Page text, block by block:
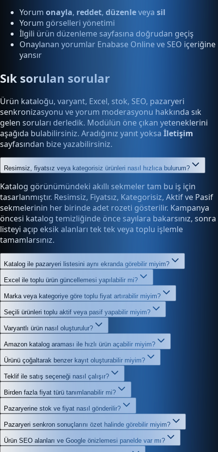
Yorum onayla, reddet, düzenleveya sil
Yorum görselleri yönetimi
İlgili ürün düzenleme sayfasına doğrudan geçiş
Onaylanan yorumlar Enabase Online ve SEO içeriğine
yansır
Sık sorulan sorular
Ürün kataloğu, varyant, Excel, stok, SEO, pazaryeri
senkronizasyonu ve yorum moderasyonu hakkında sık
gelen soruları derledik. Modülün öne çıkan yeteneklerini
aşağıda bulabilirsiniz. Aradığınız yanıt yoksa İletişim
sayfasından bize yazabilirsiniz.
Resimsiz, fiyatsız veya kategorisiz ürünleri nasıl hızlıca bulurum?
Katalog görünümündeki akıllı sekmeler tam bu iş için
tasarlanmıştır. Resimsiz, Fiyatsız, Kategorisiz, Aktif ve Pasif
sekmelerinin her birinde adet rozeti gösterilir. Kampanya
öncesi katalog temizliğinde önce sayılara bakarsınız, sonra
listeyi açıp eksik alanları tek tek veya toplu işlemle
tamamlarsınız.
Katalog ile pazaryeri listesini aynı ekranda görebilir miyim?
Excel ile toplu ürün güncellemesi yapılabilir mi?
Marka veya kategoriye göre toplu fiyat artırabilir miyim?
Seçili ürünleri toplu aktif veya pasif yapabilir miyim?
Varyantlı ürün nasıl oluşturulur?
Amazon katalog araması ile hızlı ürün açabilir miyim?
Ürünü çoğaltarak benzer kayıt oluşturabilir miyim?
Teklif ile satış seçeneği nasıl çalışır?
Birden fazla fiyat türü tanımlanabilir mi?
Pazaryerine stok ve fiyat nasıl gönderilir?
Pazaryeri senkron sonuçlarını özet halinde görebilir miyim?
Ürün SEO alanları ve Google önizlemesi panelde var mı?